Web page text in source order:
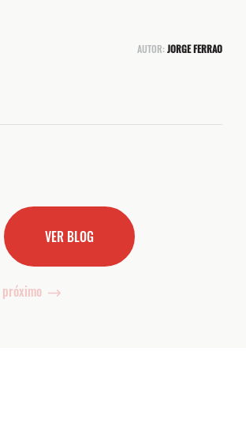
AUTOR: JORGE FERRAO
VER BLOG
próximo